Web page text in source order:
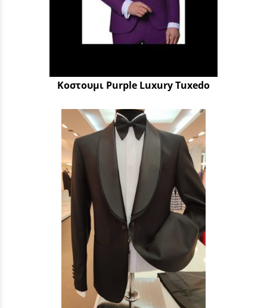
Κοστουμι Purple Luxury Tuxedo